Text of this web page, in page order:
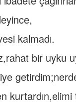
kalmadı.
bir uyku
kurtardın,elimi